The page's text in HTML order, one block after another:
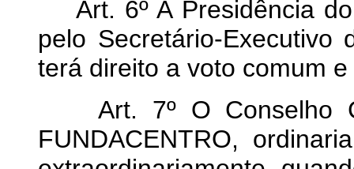
Art. 6º A Presidência
pelo Secretário-
terá direito a voto comum
Art. 7º O Conselho
FUNDACENTRO,